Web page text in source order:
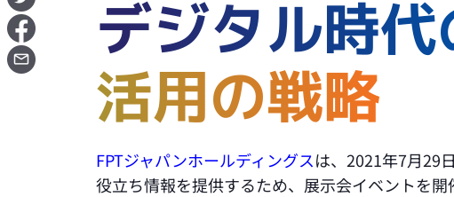
デジタル時
活用の戦略
FPTジャパンホールディングスは、2021年7月29
役立ち情報を提供するため、展示会イベントを開